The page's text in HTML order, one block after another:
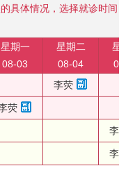
具体情况，选择就诊时间
星期一
08-03
星期二
08-04
星
李荧
荧
李
李